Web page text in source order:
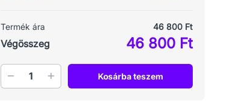
Termék ára 46 800 Ft
Végösszeg 46 800 Ft
Mennyiség Kosárba teszem